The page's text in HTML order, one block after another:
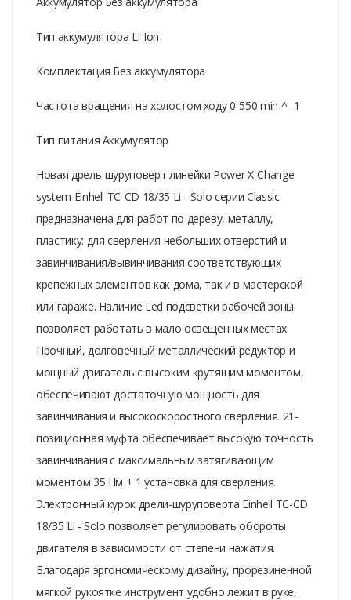
Тип аккумулятора Li-Ion
Комплектация Без аккумулятора
Частота вращения на холостом ходу 0-550 min ^ -1
Тип питания Аккумулятор
Новая дрель-шуруповерт линейки Power X-Change
system Einhell TC-CD 18/35 Li - Solo серии Classic
предназначена для работ по дереву, металлу,
пластику: для сверления небольших отверстий и
завинчивания/вывинчивания соответствующих
крепежных элементов как дома, так и в мастерской
или гараже. Наличие Led подсветки рабочей зоны
позволяет работать в мало освещенных местах.
Прочный, долговечный металлический редуктор и
мощный двигатель с высоким крутящим моментом,
обеспечивают достаточную мощность для
завинчивания и высокоскоростного сверления. 21-
позиционная муфта обеспечивает высокую точность
завинчивания с максимальным затягивающим
моментом 35 Нм + 1 установка для сверления.
Электронный курок дрели-шуруповерта Einhell TC-CD
18/35 Li - Solo позволяет регулировать обороты
двигателя в зависимости от степени нажатия.
Благодаря эргономическому дизайну, прорезиненной
мягкой рукоятке инструмент удобно лежит в руке,